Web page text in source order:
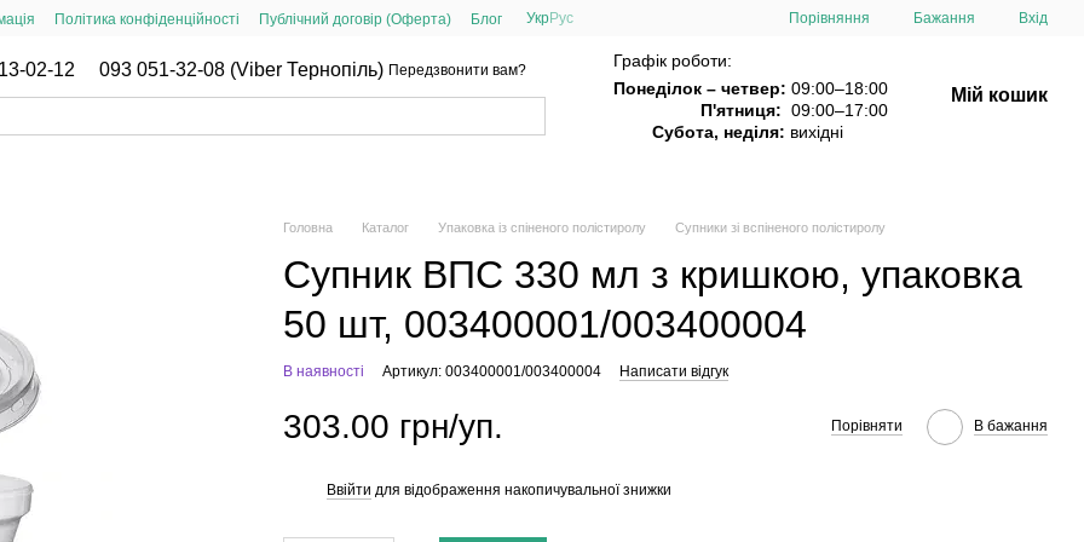
Політика конфіденційності Публічний договір (Оферта) Блог УкрРус Порівняння Бажання Вхід
02-12 093 051-32-08 (Viber Тернопіль) Передзвонити вам?
Графік роботи:
Понеділок – четвер: 09:00–18:00
П'ятниця: 09:00–17:00
Субота, неділя: вихідні
Мій кошик
Головна Каталог Упаковка із спіненого полістиролу Супники зі вспіненого полістиролу
Супник ВПС 330 мл з кришкою, упаковка
50 шт, 003400001/003400004
В наявності Артикул: 003400001/003400004 Написати відгук
303.00 грн/уп. Порівняти В бажання
Ввійти для відображення накопичувальної знижки